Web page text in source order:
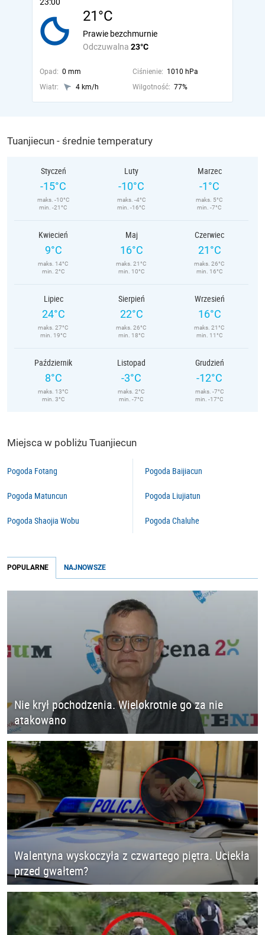
21°C
Odczuwalna 23°C
Prawie bezchmurnie
Opad: 0 mm Ciśnienie: 1010 hPa
Wiatr:
4 km/h Wilgotność: 77%
Tuanjiecun - średnie temperatury
Styczeń
-15°C
maks. -10°C
min. -21°C
Luty
-10°C
maks. -4°C
min. -16°C
Marzec
-1°C
maks. 5°C
min. -7°C
Kwiecień
9°C
maks. 14°C
min. 2°C
Maj
16°C
maks. 21°C
min. 10°C
Czerwiec
21°C
maks. 26°C
min. 16°C
Lipiec
24°C
maks. 27°C
min. 19°C
Sierpień
22°C
maks. 26°C
min. 18°C
Wrzesień
16°C
maks. 21°C
min. 11°C
Październik
8°C
maks. 13°C
min. 3°C
Listopad
-3°C
maks. 2°C
min. -7°C
Grudzień
-12°C
maks. -7°C
min. -17°C
Miejsca w pobliżu Tuanjiecun
Pogoda Fotang
Pogoda Matuncun
Pogoda Shaojia Wobu
Pogoda Baijiacun
Pogoda Liujiatun
Pogoda Chaluhe
POPULARNE NAJNOWSZE
Nie krył pochodzenia. Wielokrotnie go za nie
atakowano
Walentyna wyskoczyła z czwartego piętra. Uciekła
przed gwałtem?